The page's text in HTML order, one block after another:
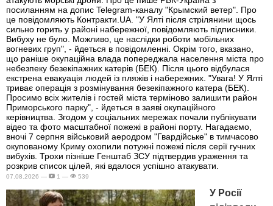
посиланням на допис Telegram-каналу "Крымский ветер". Про
це повідомляють Контракти.UA. "У Ялті після стрілянини щось
сильно горить у районі набережної, повідомляють підписники.
Вибуху не було. Можливо, це наслідки роботи мобільних
вогневих груп", - йдеться в повідомленні. Окрім того, вказано,
що раніше окупаційна влада попереджала населення міста про
небезпеку безекіпажних катерів (БЕК). Після цього відбулася
екстрена евакуація людей із пляжів і набережних. "Увага! У Ялті
триває операція з розмінування безекіпажного катера (БЕК).
Просимо всіх жителів і гостей міста терміново залишити район
Приморського парку", - йдеться в заяві окупаційного
керівництва. Згодом у соціальних мережах почали публікувати
відео та фото масштабної пожежі в районі порту. Нагадаємо,
вночі 7 серпня військовий аеродром "Гвардійське" в тимчасово
окупованому Криму охопили потужні пожежі після серії гучних
вибухів. Трохи пізніше Генштаб ЗСУ підтвердив ураження та
розкрив список цілей, які вдалося успішно атакувати.
07.08.2026 — 1 — 539
У Росії